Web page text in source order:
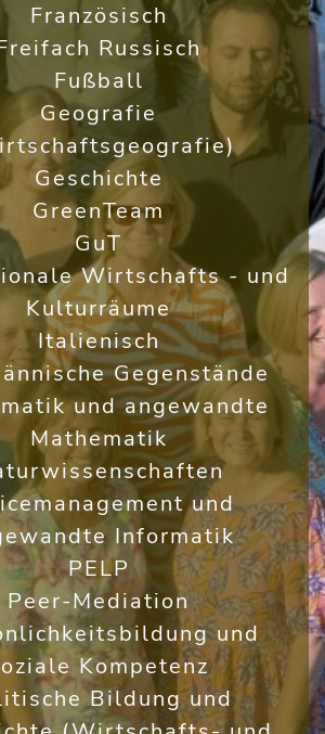
Französisch
Russisch
Fußball
Geografie
Geschichte
GreenTeam
GuT
Wirtschafts - und
Kulturräume
Italienisch
Gegenstände
und angewandte
Mathematik
und
Informatik
PELP
Peer-Mediation
und
Kompetenz
Bildung und